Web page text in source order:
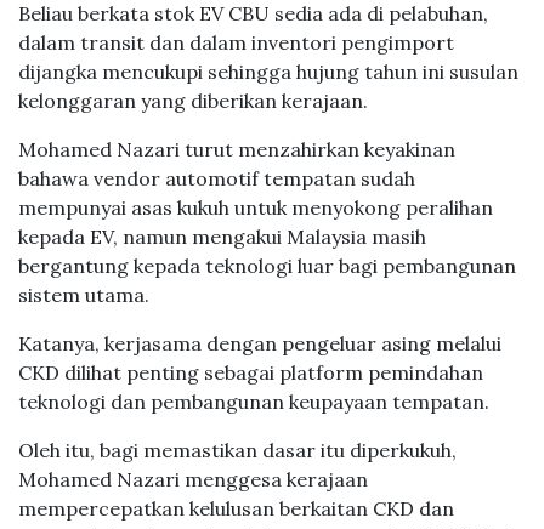
Beliau berkata stok EV CBU sedia ada di pelabuhan,
dalam transit dan dalam inventori pengimport
dijangka mencukupi sehingga hujung tahun ini susulan
kelonggaran yang diberikan kerajaan.
Mohamed Nazari turut menzahirkan keyakinan
bahawa vendor automotif tempatan sudah
mempunyai asas kukuh untuk menyokong peralihan
kepada EV, namun mengakui Malaysia masih
bergantung kepada teknologi luar bagi pembangunan
sistem utama.
Katanya, kerjasama dengan pengeluar asing melalui
CKD dilihat penting sebagai platform pemindahan
teknologi dan pembangunan keupayaan tempatan.
Oleh itu, bagi memastikan dasar itu diperkukuh,
Mohamed Nazari menggesa kerajaan
mempercepatkan kelulusan berkaitan CKD dan